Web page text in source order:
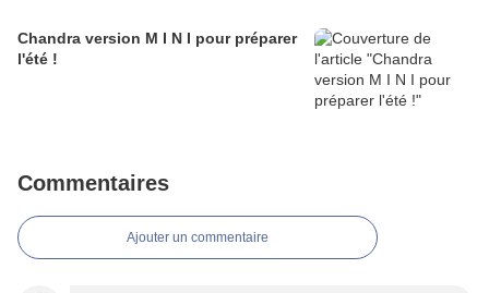
Chandra version M I N I pour préparer
l'été !
Commentaires
Ajouter un commentaire